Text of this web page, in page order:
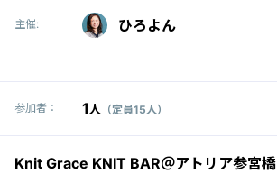
主催: ひろよん
参加者： 1人 （定員15人）
Knit Grace KNIT BAR＠アトリア参宮橋